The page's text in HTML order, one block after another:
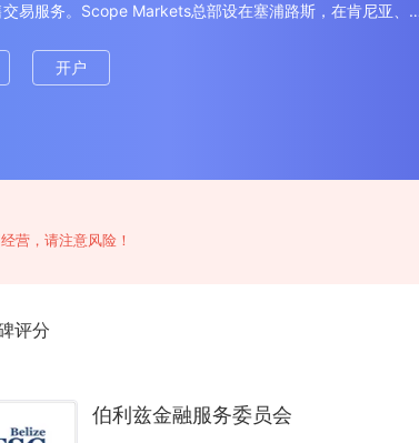
易服务。Scope Markets总部设在塞浦路斯，在肯尼亚、
57和000274/58。
开户
营，请注意风险！
评分
伯利兹金融服务委员会